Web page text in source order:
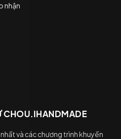
nhận
CHOU.IHANDMADE
và các chương trình khuyến